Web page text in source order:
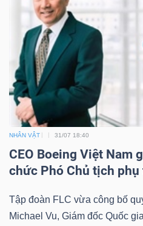
NHÂN VẬT 31/07 18:40
CEO Boeing Việt Nam
chức Phó Chủ tịch
Tập đoàn FLC vừa công bố
Michael Vu, Giám đốc Quốc